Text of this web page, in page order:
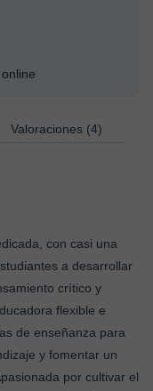
Valoraciones (4)
con casi una
a desarrollar
crítico y
flexible e
de enseñanza para
y fomentar un
por cultivar el